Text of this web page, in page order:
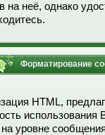
на неё, однако
Форматирование
HTML,
использования
уровне